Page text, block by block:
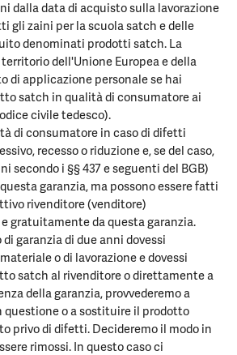
dalla data di acquisto sulla lavorazione
gli zaini per la scuola satch e delle
denominati prodotti satch. La
dell'Unione Europea e della
di applicazione personale se hai
satch in qualità di consumatore ai
civile tedesco).
di consumatore in caso di difetti
recesso o riduzione e, se del caso,
secondo i §§ 437 e seguenti del BGB)
garanzia, ma possono essere fatti
rivenditore (venditore)
gratuitamente da questa garanzia.
garanzia di due anni dovessi
o di lavorazione e dovessi
satch al rivenditore o direttamente a
della garanzia, provvederemo a
o a sostituire il prodotto
privo di difetti. Decideremo il modo in
rimossi. In questo caso ci